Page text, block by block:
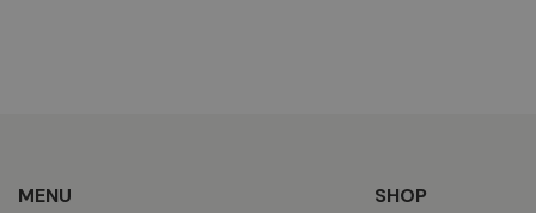
MENU SHOP